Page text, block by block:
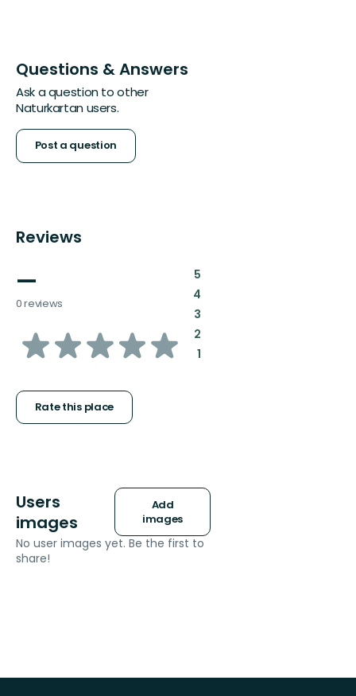
Questions & Answers
Ask a question to other
Naturkartan users.
Post a question
Reviews
—
0 reviews
of
stars
Rate this place
5:
4:
3:
2:
1:
Users
images
Add
images
No user images yet. Be the first to
share!